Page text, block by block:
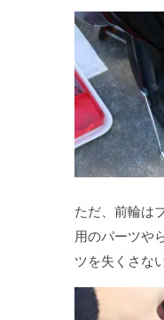
ただ、前輪は
用のパーツや
ツを失くさな